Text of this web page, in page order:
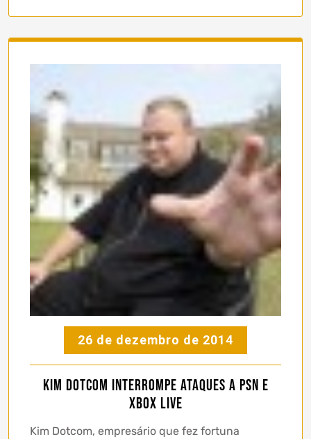
26 de dezembro de 2014
Kim Dotcom interrompe ataques a PSN e
Xbox Live
Kim Dotcom, empresário que fez fortuna